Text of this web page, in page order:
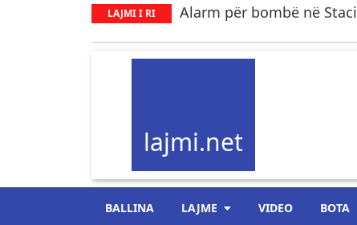
LAJMI I RI Alarm për bombë në
lajmi.net
BALLINA LAJME VIDEO BOTA